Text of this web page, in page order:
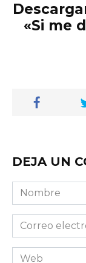
«Si me
DEJA UN
Nombre
Correo
electrónico
Web